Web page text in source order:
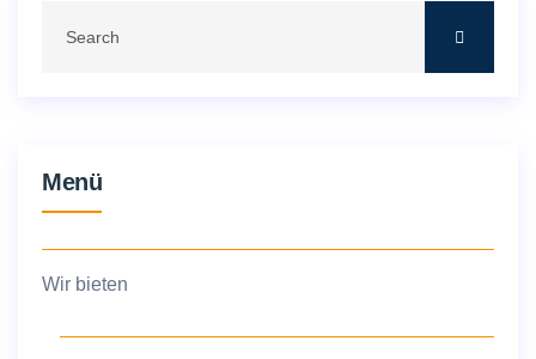
Menü
Wir bieten